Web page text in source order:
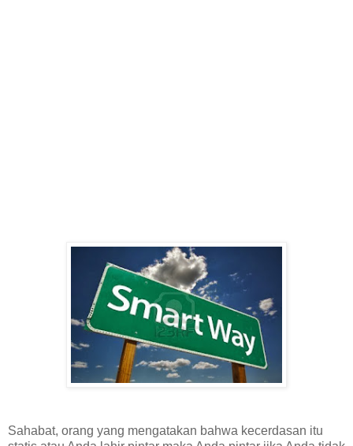
Sahabat, orang yang mengatakan bahwa kecerdasan itu